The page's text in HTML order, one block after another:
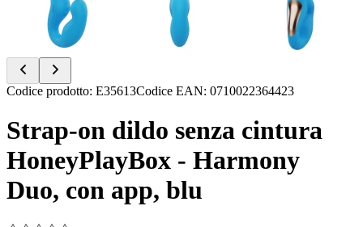
Item
of
6
Codice prodotto: E35613Codice EAN: 0710022364423
Strap-on dildo senza cintura
HoneyPlayBox - Harmony
Duo, con app, blu